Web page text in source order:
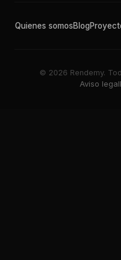
Quienes somosBlog
© 2026 Rendemy.
Aviso legal